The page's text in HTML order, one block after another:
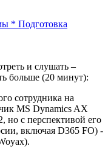
* Подготовка
и слушать –
больше (20 минут):
сотрудника на
MS Dynamics AX
но с перспективой его
включая D365 FO) -